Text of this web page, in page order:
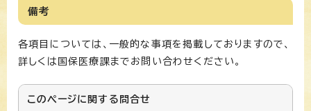
備考
各項目については、一般的な事項を掲載しておりますので、
詳しくは国保医療課までお問い合わせください。
このページに関する 問合せ